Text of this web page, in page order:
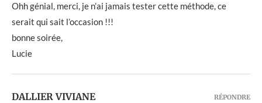
Ohh génial, merci, je n’ai jamais tester cette méthode, ce
serait qui sait l’occasion !!!
bonne soirée,
Lucie
DALLIER VIVIANE RÉPONDRE